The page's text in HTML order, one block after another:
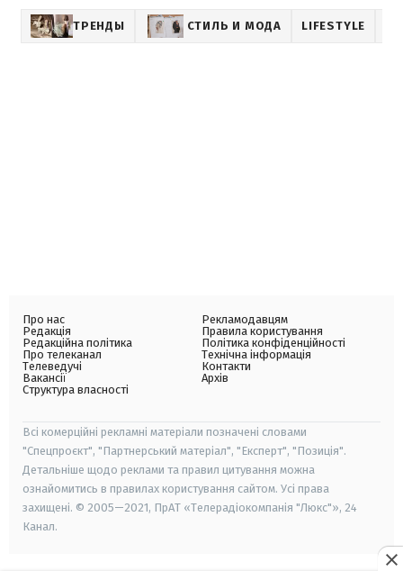
ТРЕНДЫ СТИЛЬ И МОДА LIFESTYLE
Про нас
Редакція
Редакційна політика
Про телеканал
Телеведучі
Вакансії
Структура власності
Рекламодавцям
Правила користування
Політика конфіденційності
Технічна інформація
Контакти
Архів
Всі комерційні рекламні матеріали позначені словами
"Спецпроєкт", "Партнерський матеріал", "Експерт", "Позиція".
Детальніше щодо реклами та правил цитування можна
ознайомитись в правилах користування сайтом. Усі права
захищені. © 2005—2021, ПрАТ «Телерадіокомпанія "Люкс"», 24
Канал.